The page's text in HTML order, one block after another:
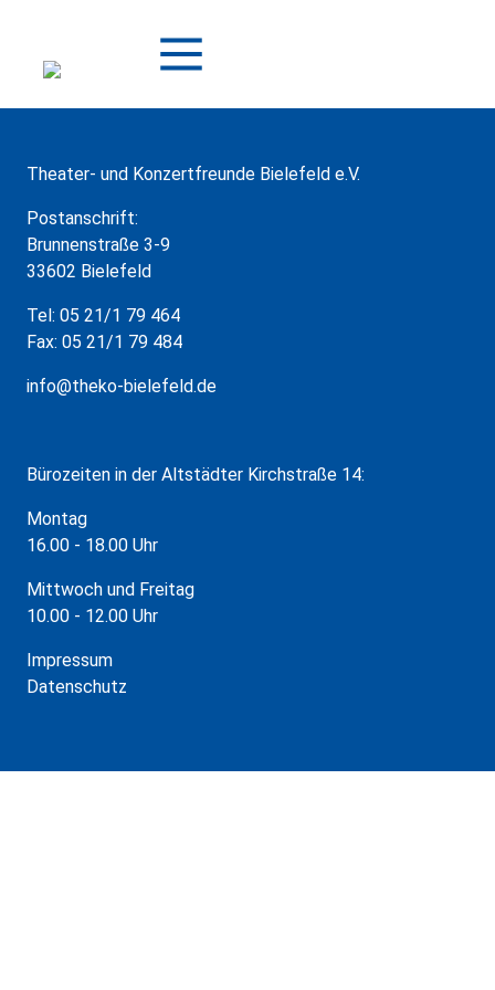
springen
Theater- und Konzertfreunde Bielefeld e.V.
Postanschrift:
Brunnenstraße 3-9
33602 Bielefeld
Tel: 05 21/1 79 464
Fax: 05 21/1 79 484
info@theko-bielefeld.de
Bürozeiten in der Altstädter Kirchstraße 14:
Montag
16.00 - 18.00 Uhr
Mittwoch und Freitag
10.00 - 12.00 Uhr
Impressum
Datenschutz